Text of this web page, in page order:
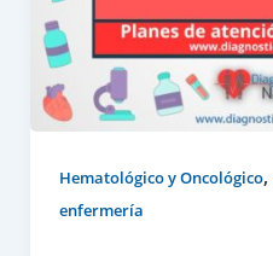
Hematológico y Oncológico,
enfermería